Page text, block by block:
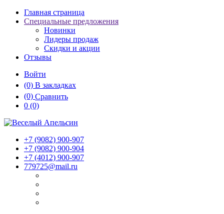
Главная страница
Специальные предложения
Новинки
Лидеры продаж
Скидки и акции
Отзывы
Войти
(0) В закладках
(0) Сравнить
0 (0)
+7 (9082) 900-907
+7 (9082) 900-904
+7 (4012) 900-907
779725@mail.ru